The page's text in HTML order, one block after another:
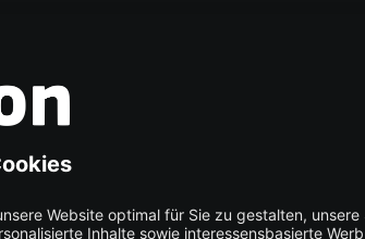
Kommunikation auf eine einzige